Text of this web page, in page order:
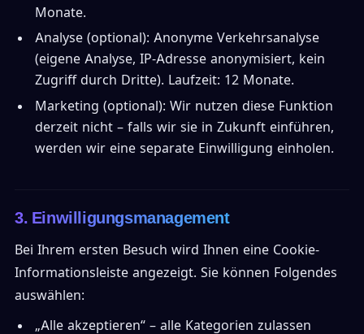
Monate.
Analyse (optional): Anonyme Verkehrsanalyse
(eigene Analyse, IP-Adresse anonymisiert, kein
Zugriff durch Dritte). Laufzeit: 12 Monate.
Marketing (optional): Wir nutzen diese Funktion
derzeit nicht – falls wir sie in Zukunft einführen,
werden wir eine separate Einwilligung einholen.
3. Einwilligungsmanagement
Bei Ihrem ersten Besuch wird Ihnen eine Cookie-
Informationsleiste angezeigt. Sie können Folgendes
auswählen:
„Alle akzeptieren“ – alle Kategorien zulassen